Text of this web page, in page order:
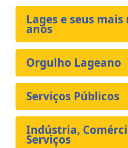
Lages e seus
anos
Orgulho Lageano
Serviços Públicos
Indústria,
Serviços